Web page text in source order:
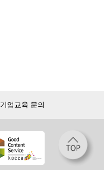
기업교육 문의